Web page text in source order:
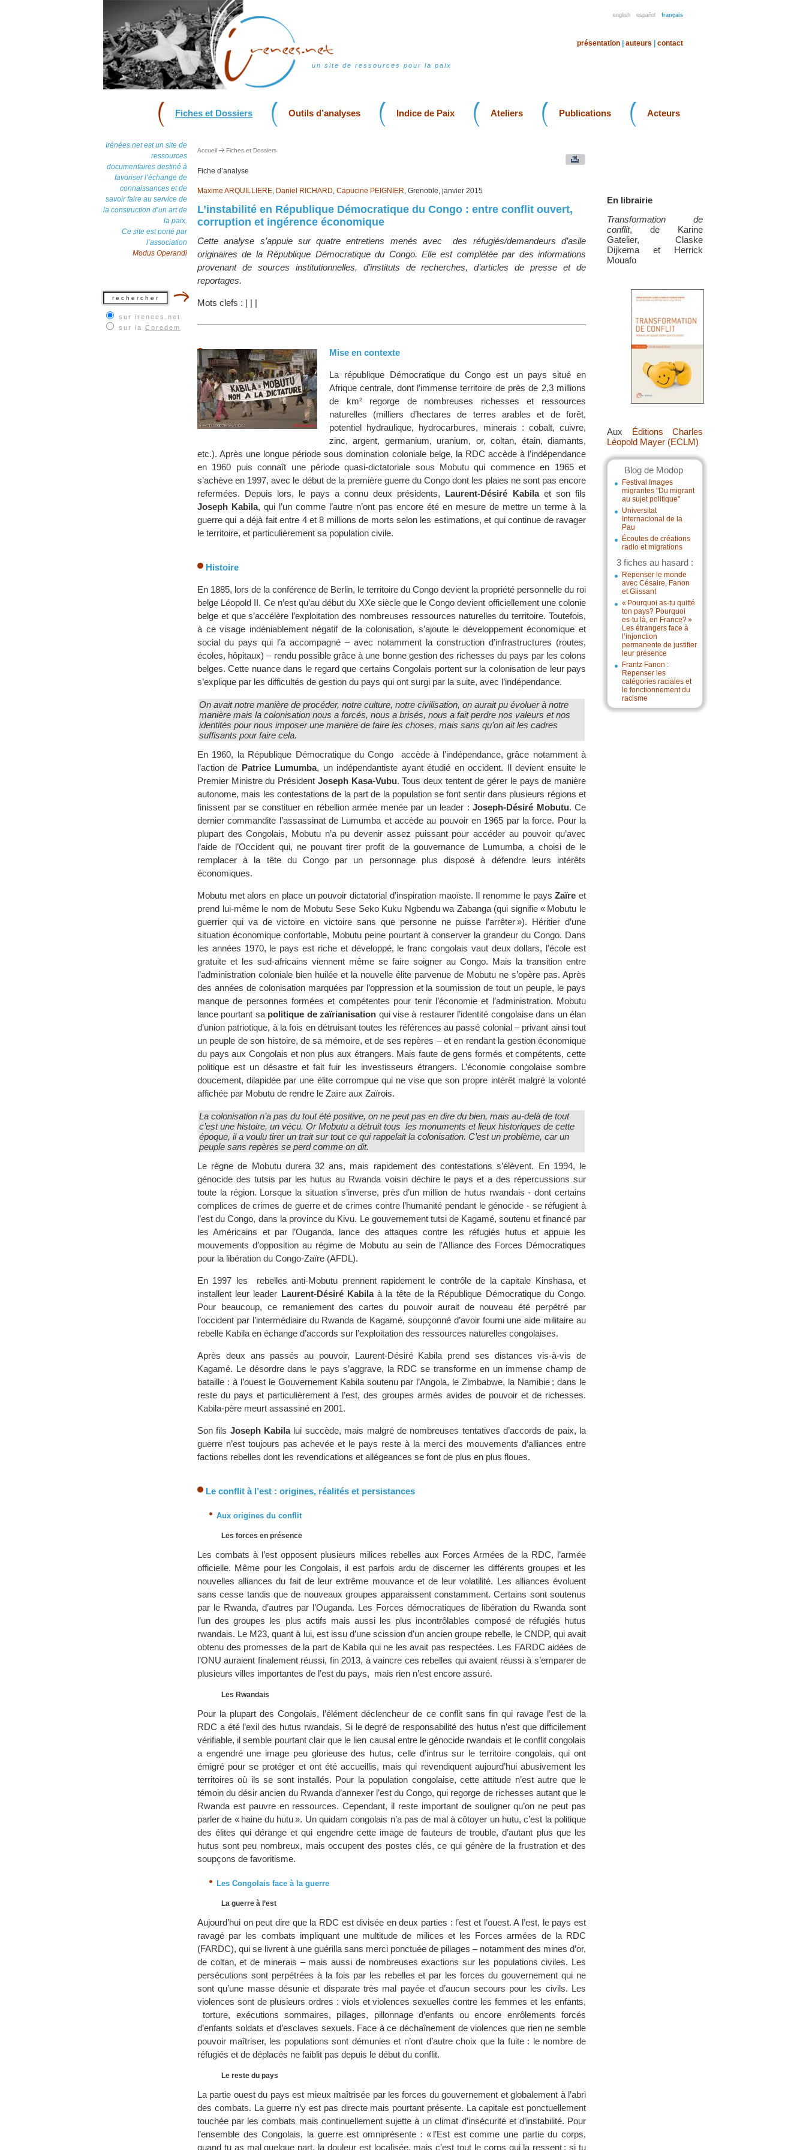
english español français
un site de ressources pour la paix
présentation auteurs contact
Fiches et Dossiers Outils d’analyses Indice de Paix Ateliers Publications Acteurs
Irénées.net est un site de
ressources
documentaires destiné à
favoriser l’échange de
connaissances et de
savoir faire au service de
la construction d’un art de
la paix.
Ce site est porté par
l’association
Modus Operandi
sur irenees.net
sur la Coredem
En librairie
Transformation de
conflit, de Karine
Gatelier, Claske
Dijkema et Herrick
Mouafo
Aux Éditions Charles
Léopold Mayer (ECLM)
Blog de Modop
Festival Images
migrantes "Du migrant
au sujet politique"
Universitat
Internacional de la
Pau
Écoutes de créations
radio et migrations
3 fiches au hasard :
Repenser le monde
avec Césaire, Fanon
et Glissant
« Pourquoi as-tu quitté
ton pays? Pourquoi
es-tu là, en France? »
Les étrangers face à
l’injonction
permanente de justifier
leur présence
Frantz Fanon :
Repenser les
catégories raciales et
le fonctionnement du
racisme
Accueil Fiches et Dossiers
Fiche d’analyse
Maxime ARQUILLIERE, Daniel RICHARD, Capucine PEIGNIER, Grenoble, janvier 2015
L’instabilité en République Démocratique du Congo : entre conflit ouvert,
corruption et ingérence économique
Cette analyse s’appuie sur quatre entretiens menés avec des réfugiés/demandeurs d’asile
originaires de la République Démocratique du Congo. Elle est complétée par des informations
provenant de sources institutionnelles, d’instituts de recherches, d’articles de presse et de
reportages.
Mots clefs : | | |
Mise en contexte
La république Démocratique du Congo est un pays situé en
Afrique centrale, dont l’immense territoire de près de 2,3 millions
de km² regorge de nombreuses richesses et ressources
naturelles (milliers d’hectares de terres arables et de forêt,
potentiel hydraulique, hydrocarbures, minerais : cobalt, cuivre,
zinc, argent, germanium, uranium, or, coltan, étain, diamants,
etc.). Après une longue période sous domination coloniale belge, la RDC accède à l’indépendance
en 1960 puis connaît une période quasi-dictatoriale sous Mobutu qui commence en 1965 et
s’achève en 1997, avec le début de la première guerre du Congo dont les plaies ne sont pas encore
refermées. Depuis lors, le pays a connu deux présidents, Laurent-Désiré Kabilaet son fils
Joseph Kabila, qui l’un comme l’autre n’ont pas encore été en mesure de mettre un terme à la
guerre qui a déjà fait entre 4 et 8 millions de morts selon les estimations, et qui continue de ravager
le territoire, et particulièrement sa population civile.
Histoire
En 1885, lors de la conférence de Berlin, le territoire du Congo devient la propriété personnelle du roi
belge Léopold II. Ce n’est qu’au début du XXe siècle que le Congo devient officiellement une colonie
belge et que s’accélère l’exploitation des nombreuses ressources naturelles du territoire. Toutefois,
à ce visage indéniablement négatif de la colonisation, s’ajoute le développement économique et
social du pays qui l’a accompagné – avec notamment la construction d’infrastructures (routes,
écoles, hôpitaux) – rendu possible grâce à une bonne gestion des richesses du pays par les colons
belges. Cette nuance dans le regard que certains Congolais portent sur la colonisation de leur pays
s’explique par les difficultés de gestion du pays qui ont surgi par la suite, avec l’indépendance.
On avait notre manière de procéder, notre culture, notre civilisation, on aurait pu évoluer à notre
manière mais la colonisation nous a forcés, nous a brisés, nous a fait perdre nos valeurs et nos
identités pour nous imposer une manière de faire les choses, mais sans qu’on ait les cadres
suffisants pour faire cela.
En 1960, la République Démocratique du Congo accède à l’indépendance, grâce notamment à
l’action de Patrice Lumumba, un indépendantiste ayant étudié en occident. Il devient ensuite le
Premier Ministre du Président Joseph Kasa-Vubu. Tous deux tentent de gérer le pays de manière
autonome, mais les contestations de la part de la population se font sentir dans plusieurs régions et
finissent par se constituer en rébellion armée menée par un leader : Joseph-Désiré Mobutu. Ce
dernier commandite l’assassinat de Lumumba et accède au pouvoir en 1965 par la force. Pour la
plupart des Congolais, Mobutu n’a pu devenir assez puissant pour accéder au pouvoir qu’avec
l’aide de l’Occident qui, ne pouvant tirer profit de la gouvernance de Lumumba, a choisi de le
remplacer à la tête du Congo par un personnage plus disposé à défendre leurs intérêts
économiques.
Mobutu met alors en place un pouvoir dictatorial d’inspiration maoïste. Il renomme le paysZaïre et
prend lui-même le nom de Mobutu Sese Seko Kuku Ngbendu wa Zabanga (qui signifie « Mobutu le
guerrier qui va de victoire en victoire sans que personne ne puisse l’arrêter »). Héritier d’une
situation économique confortable, Mobutu peine pourtant à conserver la grandeur du Congo. Dans
les années 1970, le pays est riche et développé, le franc congolais vaut deux dollars, l’école est
gratuite et les sud-africains viennent même se faire soigner au Congo. Mais la transition entre
l’administration coloniale bien huilée et la nouvelle élite parvenue de Mobutu ne s’opère pas. Après
des années de colonisation marquées par l’oppression et la soumission de tout un peuple, le pays
manque de personnes formées et compétentes pour tenir l’économie et l’administration. Mobutu
lance pourtant sa politique de zaïrianisation qui vise à restaurer l’identité congolaise dans un élan
d’union patriotique, à la fois en détruisant toutes les références au passé colonial – privant ainsi tout
un peuple de son histoire, de sa mémoire, et de ses repères – et en rendant la gestion économique
du pays aux Congolais et non plus aux étrangers. Mais faute de gens formés et compétents, cette
politique est un désastre et fait fuir les investisseurs étrangers. L’économie congolaise sombre
doucement, dilapidée par une élite corrompue qui ne vise que son propre intérêt malgré la volonté
affichée par Mobutu de rendre le Zaïre aux Zaïrois.
La colonisation n’a pas du tout été positive, on ne peut pas en dire du bien, mais au-delà de tout
c’est une histoire, un vécu. Or Mobutu a détruit tous les monuments et lieux historiques de cette
époque, il a voulu tirer un trait sur tout ce qui rappelait la colonisation. C’est un problème, car un
peuple sans repères se perd comme on dit.
Le règne de Mobutu durera 32 ans, mais rapidement des contestations s’élèvent. En 1994, le
génocide des tutsis par les hutus au Rwanda voisin déchire le pays et a des répercussions sur
toute la région. Lorsque la situation s’inverse, près d’un million de hutus rwandais - dont certains
complices de crimes de guerre et de crimes contre l’humanité pendant le génocide - se réfugient à
l’est du Congo, dans la province du Kivu. Le gouvernement tutsi de Kagamé, soutenu et financé par
les Américains et par l’Ouganda, lance des attaques contre les réfugiés hutus et appuie les
mouvements d’opposition au régime de Mobutu au sein de l’Alliance des Forces Démocratiques
pour la libération du Congo-Zaïre (AFDL).
En 1997 les rebelles anti-Mobutu prennent rapidement le contrôle de la capitale Kinshasa, et
installent leur leader Laurent-Désiré Kabilaà la tête de la République Démocratique du Congo.
Pour beaucoup, ce remaniement des cartes du pouvoir aurait de nouveau été perpétré par
l’occident par l’intermédiaire du Rwanda de Kagamé, soupçonné d’avoir fourni une aide militaire au
rebelle Kabila en échange d’accords sur l’exploitation des ressources naturelles congolaises.
Après deux ans passés au pouvoir, Laurent-Désiré Kabila prend ses distances vis-à-vis de
Kagamé. Le désordre dans le pays s’aggrave, la RDC se transforme en un immense champ de
bataille : à l’ouest le Gouvernement Kabila soutenu par l’Angola, le Zimbabwe, la Namibie ; dans le
reste du pays et particulièrement à l’est, des groupes armés avides de pouvoir et de richesses.
Kabila-père meurt assassiné en 2001.
Son fils Joseph Kabilalui succède, mais malgré de nombreuses tentatives d’accords de paix, la
guerre n’est toujours pas achevée et le pays reste à la merci des mouvements d’alliances entre
factions rebelles dont les revendications et allégeances se font de plus en plus floues.
Le conflit à l’est : origines, réalités et persistances
Aux origines du conflit
Les forces en présence
Les combats à l’est opposent plusieurs milices rebelles aux Forces Armées de la RDC, l’armée
officielle. Même pour les Congolais, il est parfois ardu de discerner les différents groupes et les
nouvelles alliances du fait de leur extrême mouvance et de leur volatilité. Les alliances évoluent
sans cesse tandis que de nouveaux groupes apparaissent constamment. Certains sont soutenus
par le Rwanda, d’autres par l’Ouganda. Les Forces démocratiques de libération du Rwanda sont
l’un des groupes les plus actifs mais aussi les plus incontrôlables composé de réfugiés hutus
rwandais. Le M23, quant à lui, est issu d’une scission d’un ancien groupe rebelle, le CNDP, qui avait
obtenu des promesses de la part de Kabila qui ne les avait pas respectées. Les FARDC aidées de
l’ONU auraient finalement réussi, fin 2013, à vaincre ces rebelles qui avaient réussi à s’emparer de
plusieurs villes importantes de l’est du pays, mais rien n’est encore assuré.
Les Rwandais
Pour la plupart des Congolais, l’élément déclencheur de ce conflit sans fin qui ravage l’est de la
RDC a été l’exil des hutus rwandais. Si le degré de responsabilité des hutus n’est que difficilement
vérifiable, il semble pourtant clair que le lien causal entre le génocide rwandais et le conflit congolais
a engendré une image peu glorieuse des hutus, celle d’intrus sur le territoire congolais, qui ont
émigré pour se protéger et ont été accueillis, mais qui revendiquent aujourd’hui abusivement les
territoires où ils se sont installés. Pour la population congolaise, cette attitude n’est autre que le
témoin du désir ancien du Rwanda d’annexer l’est du Congo, qui regorge de richesses autant que le
Rwanda est pauvre en ressources. Cependant, il reste important de souligner qu’on ne peut pas
parler de « haine du hutu ». Un quidam congolais n’a pas de mal à côtoyer un hutu, c’est la politique
des élites qui dérange et qui engendre cette image de fauteurs de trouble, d’autant plus que les
hutus sont peu nombreux, mais occupent des postes clés, ce qui génère de la frustration et des
soupçons de favoritisme.
Les Congolais face à la guerre
La guerre à l’est
Aujourd’hui on peut dire que la RDC est divisée en deux parties : l’est et l’ouest. A l’est, le pays est
ravagé par les combats impliquant une multitude de milices et les Forces armées de la RDC
(FARDC), qui se livrent à une guérilla sans merci ponctuée de pillages – notamment des mines d’or,
de coltan, et de minerais – mais aussi de nombreuses exactions sur les populations civiles. Les
persécutions sont perpétrées à la fois par les rebelles et par les forces du gouvernement qui ne
sont qu’une masse désunie et disparate très mal payée et d’aucun secours pour les civils. Les
violences sont de plusieurs ordres : viols et violences sexuelles contre les femmes et les enfants,
torture, exécutions sommaires, pillages, pillonnage d’enfants ou encore enrôlements forcés
d’enfants soldats et d’esclaves sexuels. Face à ce déchaînement de violences que rien ne semble
pouvoir maîtriser, les populations sont démunies et n’ont d’autre choix que la fuite : le nombre de
réfugiés et de déplacés ne faiblit pas depuis le début du conflit.
Le reste du pays
La partie ouest du pays est mieux maîtrisée par les forces du gouvernement et globalement à l’abri
des combats. La guerre n’y est pas directe mais pourtant présente. La capitale est ponctuellement
touchée par les combats mais continuellement sujette à un climat d’insécurité et d’instabilité. Pour
l’ensemble des Congolais, la guerre est omniprésente : « l’Est est comme une partie du corps,
quand tu as mal quelque part, la douleur est localisée, mais c’est tout le corps qui la ressent ; si tu